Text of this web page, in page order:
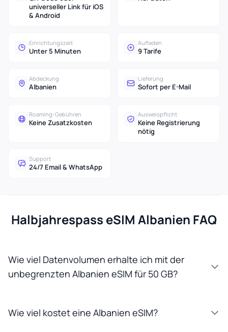
universeller Link für iOS
& Android
Einrichtungszeit
Unter 5 Minuten
Aufladen
9 Tarife
Abdeckung
Albanien
Lieferung
Sofort per E-Mail
Roaming-Gebühren
Keine Zusatzkosten
Ausweispflicht
Keine Registrierung
nötig
Support
24/7 Email & WhatsApp
Halbjahrespass eSIM Albanien FAQ
Wie viel Datenvolumen erhalte ich mit der
unbegrenzten Albanien eSIM für 50 GB?
Wie viel kostet eine Albanien eSIM?